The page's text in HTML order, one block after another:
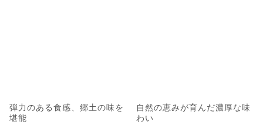
弾力のある食感、郷土の味を
堪能
自然の恵みが育んだ濃厚な味
わい